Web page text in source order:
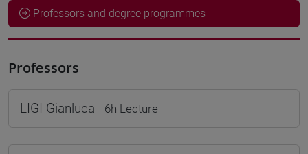
Professors and degree programmes
Professors
LIGI Gianluca - 6h Lecture